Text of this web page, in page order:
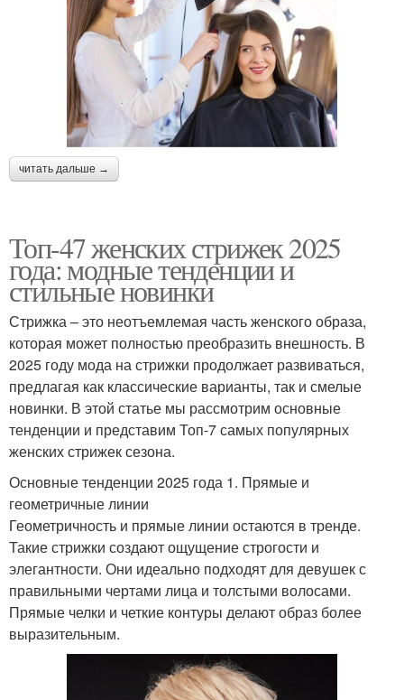
читать дальше →
Топ-47 женских стрижек 2025
года: модные тенденции и
стильные новинки
Стрижка – это неотъемлемая часть женского образа,
которая может полностью преобразить внешность. В
2025 году мода на стрижки продолжает развиваться,
предлагая как классические варианты, так и смелые
новинки. В этой статье мы рассмотрим основные
тенденции и представим Топ-7 самых популярных
женских стрижек сезона.
Основные тенденции 2025 года 1. Прямые и
геометричные линии
Геометричность и прямые линии остаются в тренде.
Такие стрижки создают ощущение строгости и
элегантности. Они идеально подходят для девушек с
правильными чертами лица и толстыми волосами.
Прямые челки и четкие контуры делают образ более
выразительным.